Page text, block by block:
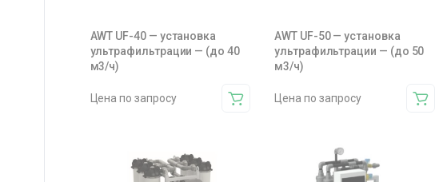
AWT UF-40 — установка
ультрафильтрации — (до 40
м3/ч)
Цена по запросу
AWT UF-50 — установка
ультрафильтрации — (до 50
м3/ч)
Цена по запросу